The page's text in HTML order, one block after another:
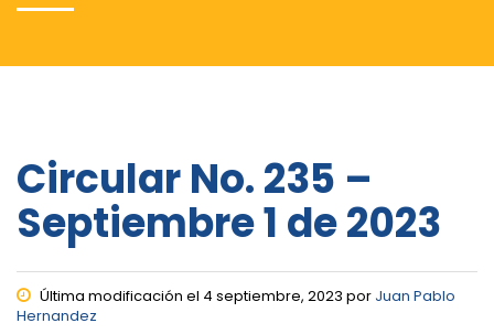
Circular No. 235 –
Septiembre 1 de 2023
Última modificación el 4 septiembre, 2023 por Juan Pablo
Hernandez